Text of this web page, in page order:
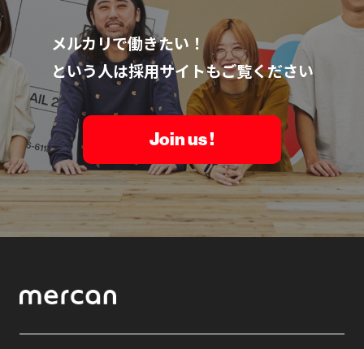
メルカリで働きたい！
という人は採用サイトもご覧ください
Join us !